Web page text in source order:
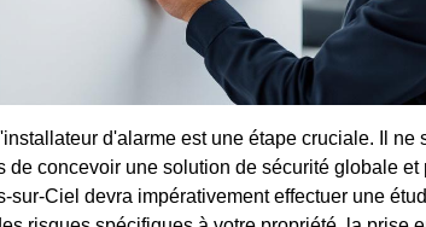
d'alarme est une étape cruciale. Il
de concevoir une solution de sécurité globale
sur-Ciel devra impérativement effectuer une